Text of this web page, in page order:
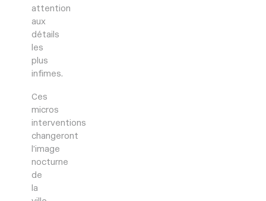
attention
aux
détails
les
plus
infimes.
Ces
micros
interventions
changeront
l’image
nocturne
de
la